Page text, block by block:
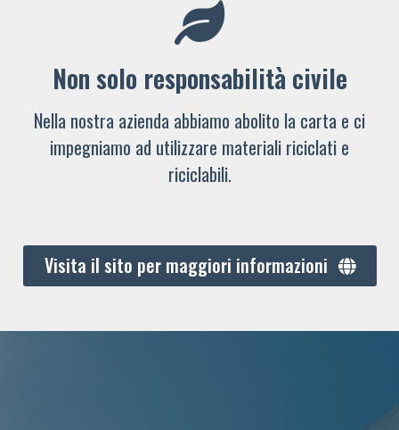
Non solo responsabilità civile
Nella nostra azienda abbiamo abolito la carta e ci
impegniamo ad utilizzare materiali riciclati e
riciclabili.
Visita il sito per maggiori informazioni